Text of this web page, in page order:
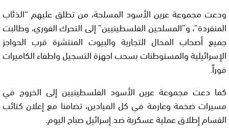
ودعت مجموعة عرين الأسود المسلحة، من تطلق عليهم “الذئاب
المنفردة”، و”المسلحين الفلسطينيين” إلى التحرك الفوري، وطالبت
جميع أصحاب المحال التجارية والبيوت المنتشرة قرب الحواجز
الإسرائيلية والمستوطنات بسحب اجهزة التسجيل واطفاء الكاميرات
فوراً.
كما دعت مجموعة عرين الأسود الفلسطينيين إلى الخروج في
مسيرات ضخمة وعارمة في كل الميادين، تضامنا مع إعلان كتائب
القسام إطلاق عملية عسكرية ضد إسرائيل صباح اليوم.